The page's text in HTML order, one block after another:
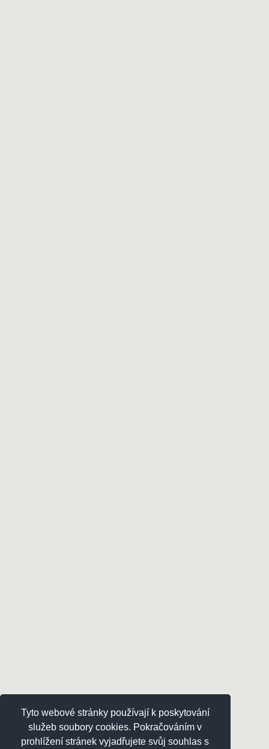
Tyto webové stránky používají k poskytování
služeb soubory cookies. Pokračováním v
prohlížení stránek vyjadřujete svůj souhlas s